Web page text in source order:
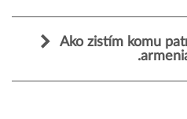
Ako zistím komu